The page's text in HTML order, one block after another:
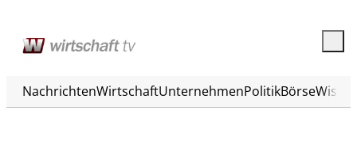
NachrichtenWirtschaftUnternehmenPolitikBörse